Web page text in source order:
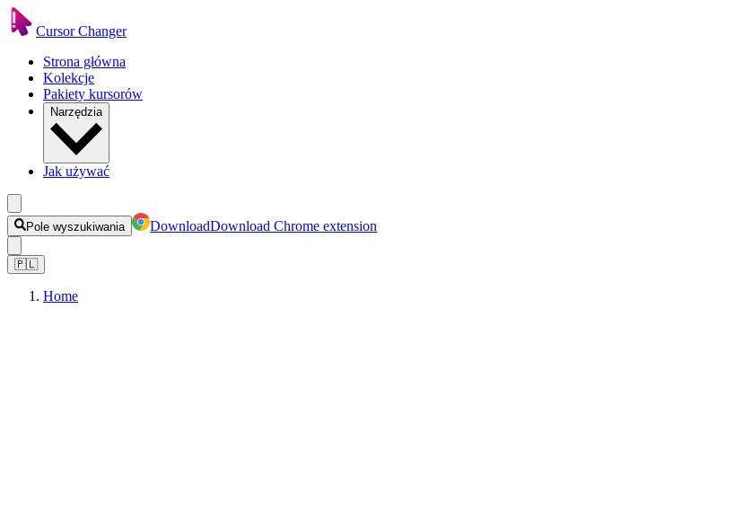
Cursor Changer
Strona główna
Kolekcje
Pakiety kursorów
Narzędzia
Jak używać
Pole wyszukiwania DownloadDownload Chrome extension
🇵🇱
Home